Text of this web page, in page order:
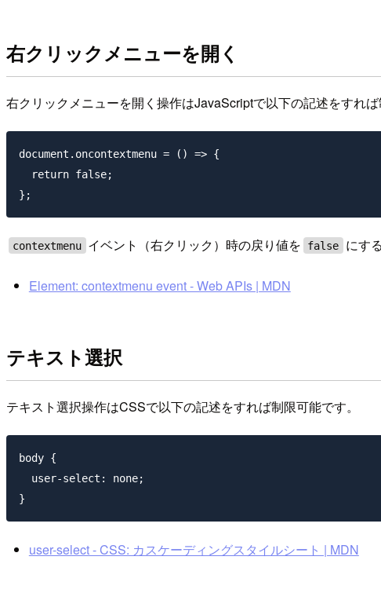
右クリックメニューを開く
右クリックメニューを開く操作はJavaScriptで以下の記述をすれば
document.oncontextmenu = () => {
  return false;
contextmenu イベント（右クリック）時の戻り値を false にす
Element: contextmenu event - Web APIs | MDN
テキスト選択
テキスト選択操作はCSSで以下の記述をすれば制限可能です。
body {
  user-select: none;
user-select - CSS: カスケーディングスタイルシート | MDN